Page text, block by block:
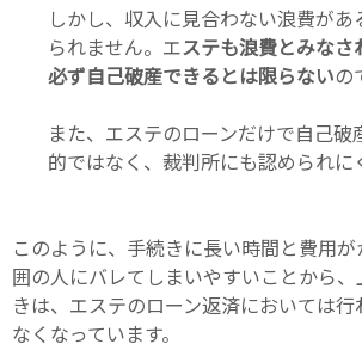
しかし、収入に見合わない浪費があ
られません。エステも浪費とみなさ
必ず自己破産できるとは限らないの
また、エステのローンだけで自己破
的ではなく、裁判所にも認められに
このように、手続きに長い時間と費用
囲の人にバレてしまいやすいことから
きは、エステのローン返済においては行
なくなっています。